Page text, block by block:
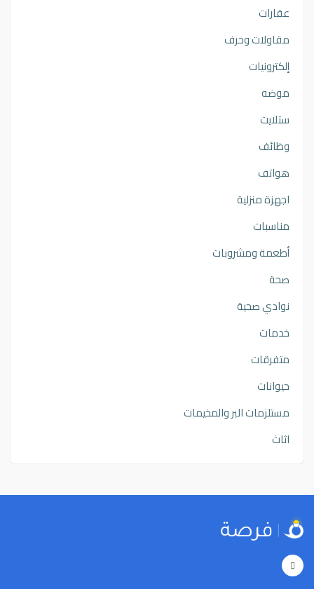
عقارات
مقاولات وحرف
إلكترونيات
موضه
ستلايت
وظائف
هواتف
اجهزة منزلية
مناسبات
أطعمة ومشروبات
صحة
نوادي صحية
خدمات
متفرقات
حيوانات
مستلزمات البر والمخيمات
اثاث